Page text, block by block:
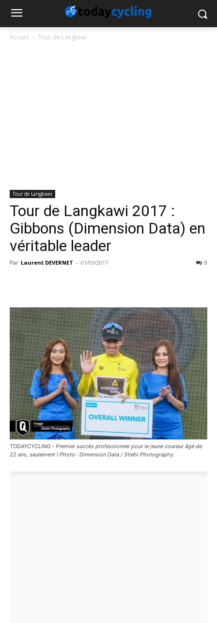
Accueil Tour de Langkawi
Tour de Langkawi
Tour de Langkawi 2017 :
Gibbons (Dimension Data) en
véritable leader
Par Laurent DEVERNET - 01/03/2017 0
TODAYCYCLING - Premier succès professionnel pour le jeune coureur âgé de
22 ans, seulement ! Photo : Dimension Data / Stiehl Photography